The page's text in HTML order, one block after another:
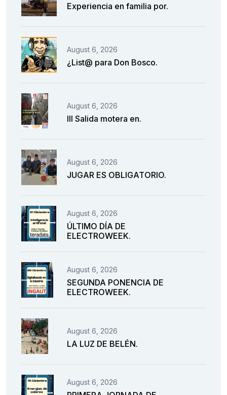
Experiencia en familia por.
August 6, 2026
¿List@ para Don Bosco.
August 6, 2026
III Salida motera en.
August 6, 2026
JUGAR ES OBLIGATORIO.
August 6, 2026
ÚLTIMO DÍA DE
ELECTROWEEK.
August 6, 2026
SEGUNDA PONENCIA DE
ELECTROWEEK.
August 6, 2026
LA LUZ DE BELÉN.
August 6, 2026